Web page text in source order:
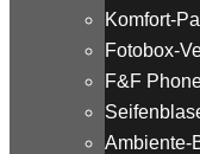
Komfort-
Fotobox-
F&F
Ambiente-